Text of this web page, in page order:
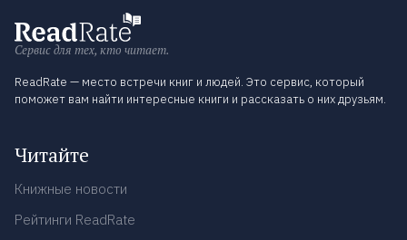
Сервис для тех, кто читает.
ReadRate — место встречи книг и людей. Это сервис, который
поможет вам найти интересные книги и рассказать о них друзьям.
Читайте
Книжные новости
Рейтинги ReadRate